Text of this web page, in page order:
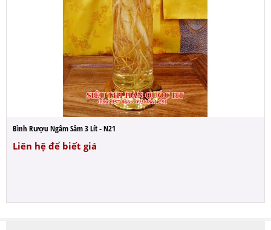
Bình Rượu Ngâm Sâm 3 Lít - N21
Liên hệ để biết giá